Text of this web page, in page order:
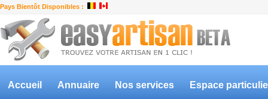
Pays Bientôt Disponibles :
Accueil Annuaire Nos services Espace